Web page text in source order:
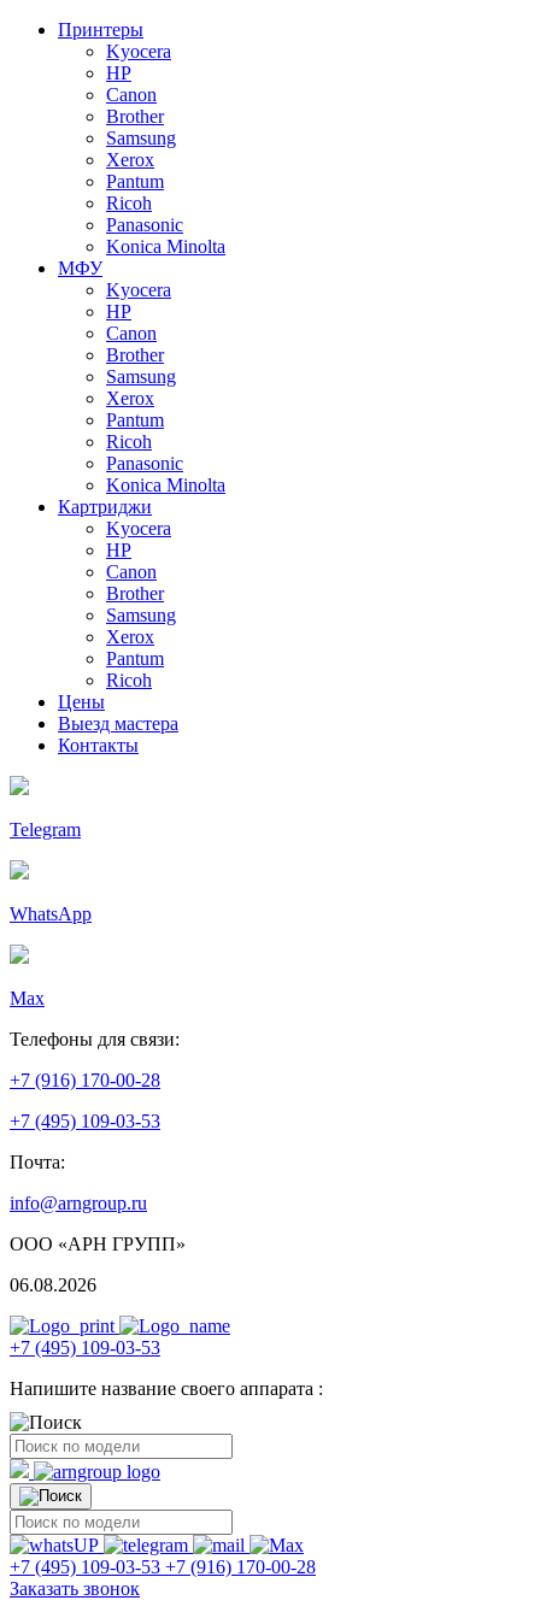
Принтеры
Kyocera
HP
Canon
Brother
Samsung
Xerox
Pantum
Ricoh
Panasonic
Konica Minolta
МФУ
Kyocera
HP
Canon
Brother
Samsung
Xerox
Pantum
Ricoh
Panasonic
Konica Minolta
Картриджи
Kyocera
HP
Canon
Brother
Samsung
Xerox
Pantum
Ricoh
Цены
Выезд мастера
Контакты
Telegram
WhatsApp
Max
Телефоны для связи:
+7 (916) 170-00-28
+7 (495) 109-03-53
Почта:
info@arngroup.ru
ООО «АРН ГРУПП»
06.08.2026
+7 (495) 109-03-53
Напишите название своего аппарата :
+7 (495) 109-03-53 +7 (916) 170-00-28
Заказать звонок